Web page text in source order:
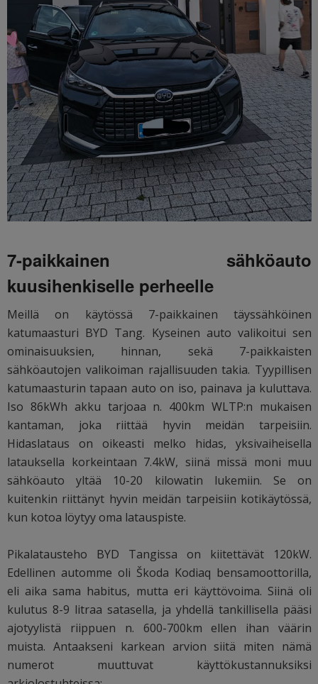
7-paikkainen sähköauto
kuusihenkiselle perheelle
Meillä on käytössä 7-paikkainen täyssähköinen
katumaasturi BYD Tang. Kyseinen auto valikoitui sen
ominaisuuksien, hinnan, sekä 7-paikkaisten
sähköautojen valikoiman rajallisuuden takia. Tyypillisen
katumaasturin tapaan auto on iso, painava ja kuluttava.
Iso 86kWh akku tarjoaa n. 400km WLTP:n mukaisen
kantaman, joka riittää hyvin meidän tarpeisiin.
Hidaslataus on oikeasti melko hidas, yksivaiheisella
latauksella korkeintaan 7.4kW, siinä missä moni muu
sähköauto yltää 10-20 kilowatin lukemiin. Se on
kuitenkin riittänyt hyvin meidän tarpeisiin kotikäytössä,
kun kotoa löytyy oma latauspiste.
Pikalatausteho BYD Tangissa on kiitettävät 120kW.
Edellinen automme oli Škoda Kodiaq bensamoottorilla,
eli aika sama habitus, mutta eri käyttövoima. Siinä oli
kulutus 8-9 litraa satasella, ja yhdellä tankillisella pääsi
ajotyylistä riippuen n. 600-700km ellen ihan väärin
muista. Antaakseni karkean arvion siitä miten nämä
numerot muuttuvat käyttökustannuksiksi